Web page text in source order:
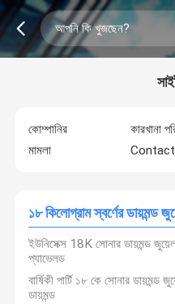
কোম্পানির কারখানা
মামলা
১৮ কিলোগ্রাম স্বর্ণের ডায়মন্ড
ইউনিসেক্স 18K সোনার ডায়মন্ড
প্যাভেলড
বার্ষিকী পার্টি ১৮ কে সোনার
ডায়মন্ড